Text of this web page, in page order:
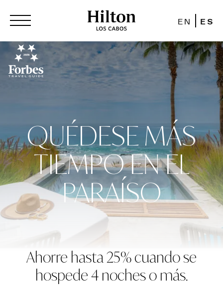
EN ES
QUÉDESE MÁS
TIEMPO EN EL
PARAÍSO
Ahorre hasta 25% cuando se
hospede 4 noches o más.